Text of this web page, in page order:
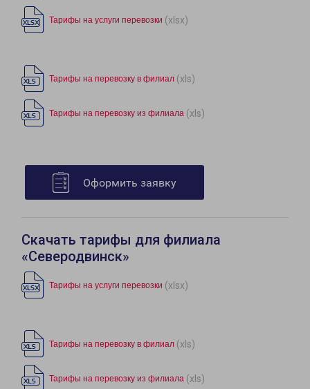
Тарифы на услуги перевозки (xlsx)
Тарифы на перевозку в филиал (xls)
Тарифы на перевозку из филиала (xls)
Оформить заявку
Скачать тарифы для филиала
«Северодвинск»
Тарифы на услуги перевозки (xlsx)
Тарифы на перевозку в филиал (xls)
Тарифы на перевозку из филиала (xls)